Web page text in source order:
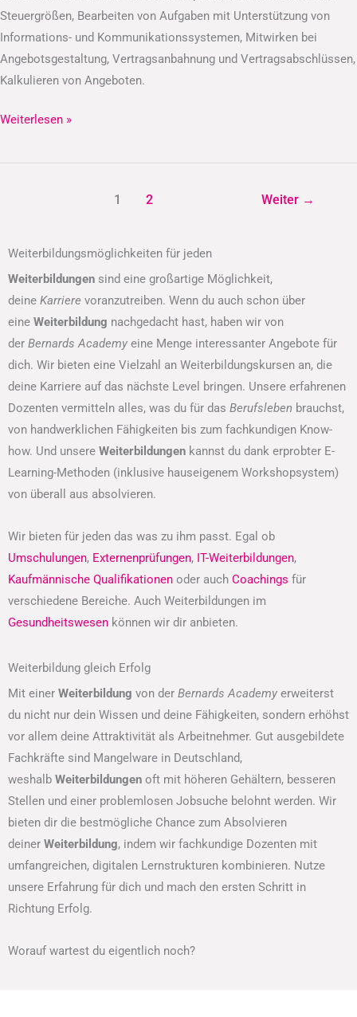
Steuergrößen, Bearbeiten von Aufgaben mit Unterstützung von
Informations- und Kommunikationssystemen, Mitwirken bei
Angebotsgestaltung, Vertragsanbahnung und Vertragsabschlüssen,
Kalkulieren von Angeboten.
Weiterlesen »
1 2 Weiter →
Weiterbildungsmöglichkeiten für jeden
Weiterbildungen sind eine großartige Möglichkeit,
deine Karriere voranzutreiben. Wenn du auch schon über
eine Weiterbildung nachgedacht hast, haben wir von
der Bernards Academy eine Menge interessanter Angebote für
dich. Wir bieten eine Vielzahl an Weiterbildungskursen an, die
deine Karriere auf das nächste Level bringen. Unsere erfahrenen
Dozenten vermitteln alles, was du für das Berufsleben brauchst,
von handwerklichen Fähigkeiten bis zum fachkundigen Know-
how. Und unsere Weiterbildungen kannst du dank erprobter E-
Learning-Methoden (inklusive hauseigenem Workshopsystem)
von überall aus absolvieren.
Wir bieten für jeden das was zu ihm passt. Egal ob
Umschulungen, Externenprüfungen, IT-Weiterbildungen,
Kaufmännische Qualifikationen oder auch Coachings für
verschiedene Bereiche. Auch Weiterbildungen im
Gesundheitswesen können wir dir anbieten.
Weiterbildung gleich Erfolg
Mit einer Weiterbildung von der Bernards Academy erweiterst
du nicht nur dein Wissen und deine Fähigkeiten, sondern erhöhst
vor allem deine Attraktivität als Arbeitnehmer. Gut ausgebildete
Fachkräfte sind Mangelware in Deutschland,
weshalb Weiterbildungen oft mit höheren Gehältern, besseren
Stellen und einer problemlosen Jobsuche belohnt werden. Wir
bieten dir die bestmögliche Chance zum Absolvieren
deiner Weiterbildung, indem wir fachkundige Dozenten mit
umfangreichen, digitalen Lernstrukturen kombinieren. Nutze
unsere Erfahrung für dich und mach den ersten Schritt in
Richtung Erfolg.
Worauf wartest du eigentlich noch?